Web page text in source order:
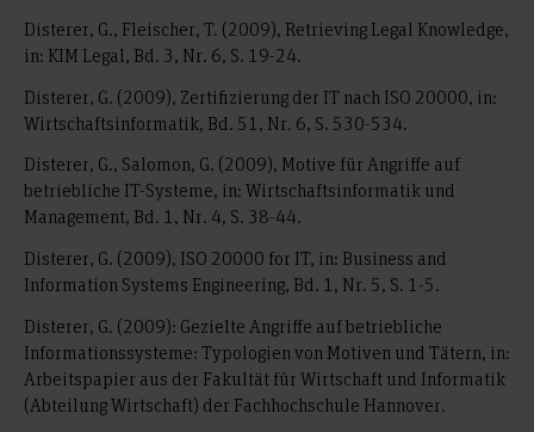
Disterer, G., Fleischer, T. (2009), Retrieving Legal Knowledge,
in: KIM Legal, Bd. 3, Nr. 6, S. 19-24.
Disterer, G. (2009), Zertifizierung der IT nach ISO 20000, in:
Wirtschaftsinformatik, Bd. 51, Nr. 6, S. 530-534.
Disterer, G., Salomon, G. (2009), Motive für Angriffe auf
betriebliche IT-Systeme, in: Wirtschaftsinformatik und
Management, Bd. 1, Nr. 4, S. 38-44.
Disterer, G. (2009), ISO 20000 for IT, in: Business and
Information Systems Engineering, Bd. 1, Nr. 5, S. 1-5.
Disterer, G. (2009): Gezielte Angriffe auf betriebliche
Informationssysteme: Typologien von Motiven und Tätern, in:
Arbeitspapier aus der Fakultät für Wirtschaft und Informatik
(Abteilung Wirtschaft) der Fachhochschule Hannover.